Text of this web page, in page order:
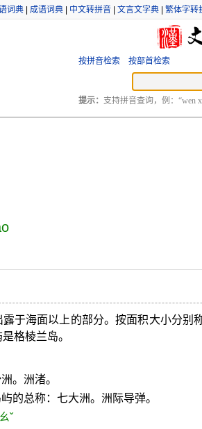
词典 成语词典 中文转拼音 文言文字典 繁体字转
按拼音检索 按部首检索
提示： 支持拼音查询，例：“wen
露于海面以上的部分。按面积大小分别
格棱兰岛。
。洲渚。
的总称：七大洲。洲际导弹。
ˇ